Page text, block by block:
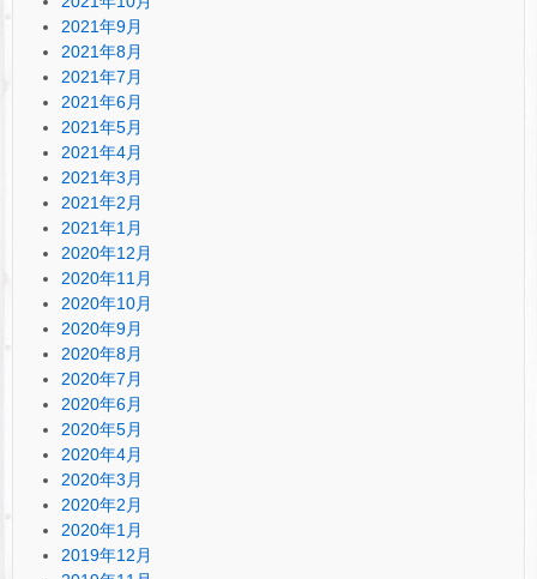
2021年9月
2021年8月
2021年7月
2021年6月
2021年5月
2021年4月
2021年3月
2021年2月
2021年1月
2020年12月
2020年11月
2020年10月
2020年9月
2020年8月
2020年7月
2020年6月
2020年5月
2020年4月
2020年3月
2020年2月
2020年1月
2019年12月